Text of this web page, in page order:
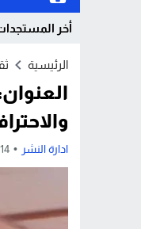
أخر
الرئيسية
ادارة النشر 14 يونيو 2025